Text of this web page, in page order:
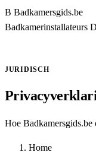
B Badkamersgids.be
Badkamerinstallateurs
JURIDISCH
Hoe Badkamersgids.be
Home